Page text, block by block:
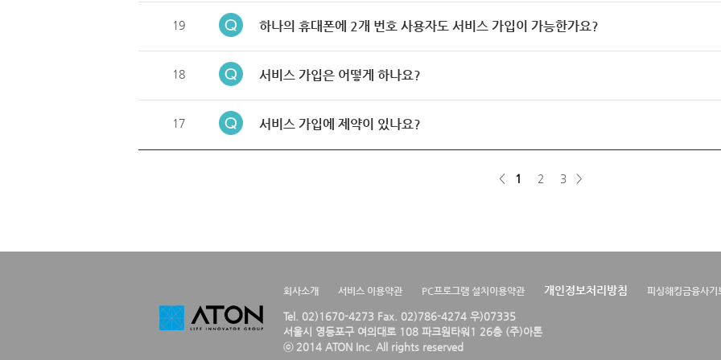
19 하나의 휴대폰에 2개 번호 사용자도 서비스 가입이 가능한가요?
18 서비스 가입은 어떻게 하나요?
17 서비스 가입에 제약이 있나요?
< 1 2 3 >
회사소개 서비스 이용약관 PC프로그램 설치이용약관 개인정보처리방침 피싱해킹금융사기
Tel. 02)1670-4273 Fax. 02)786-4274 우)07335
서울시 영등포구 여의대로 108 파크원타워1 26층 (주)아톤
ⓒ 2014 ATON Inc. All rights reserved